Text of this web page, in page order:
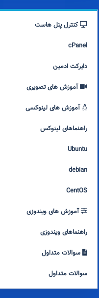
کنترل پنل هاست
cPanel
دایرکت ادمین
آموزش های تصویری
آموزش های لینوکسی
راهنماهای لینوکس
Ubuntu
debian
CentOS
آموزش های ویندوزی
راهنماهای ویندوزی
سوالات متداول
سوالات متداول